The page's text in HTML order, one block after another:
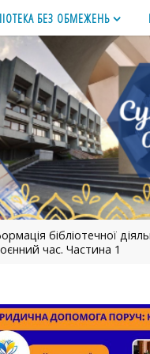
БЕЗ ОБМЕЖЕНЬ
бібліотечної
час. Частина 1